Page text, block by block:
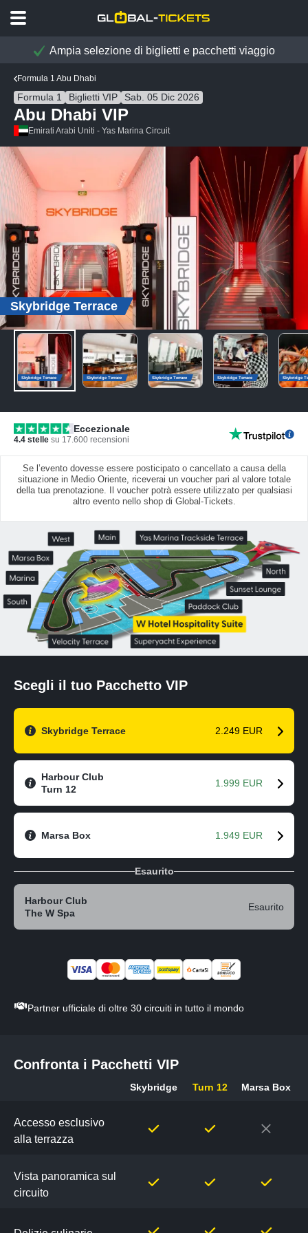
Ampia selezione di biglietti e pacchetti viaggio
Formula 1 Abu Dhabi
Formula 1 Biglietti VIP Sab. 05 Dic 2026
Abu Dhabi VIP
Emirati Arabi Uniti - Yas Marina Circuit
Skybridge Terrace
Skybridge Terrace Skybridge Terrace Skybridge Terrace Skybridge Terrace Skybridge
Eccezionale
4.4 stelle su 17.600 recensioni
Se l’evento dovesse essere posticipato o cancellato a causa della
situazione in Medio Oriente, riceverai un voucher pari al valore totale
della tua prenotazione. Il voucher potrà essere utilizzato per qualsiasi
altro evento nello shop di Global-Tickets.
Scegli il tuo Pacchetto VIP
Skybridge Terrace 2.249 EUR
Harbour Club
Turn 12
1.999 EUR
Marsa Box 1.949 EUR
Esaurito
Harbour Club
The W Spa
Esaurito
Partner ufficiale di oltre 30 circuiti in tutto il mondo
Confronta i Pacchetti VIP
Pacchetti
Skybridge Turn 12 Marsa Box
Accesso esclusivo
alla terrazza
Vista panoramica sul
circuito